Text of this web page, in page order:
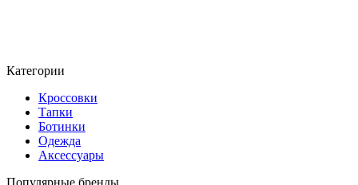
Категории
Кроссовки
Тапки
Ботинки
Одежда
Аксессуары
Популярные бренды